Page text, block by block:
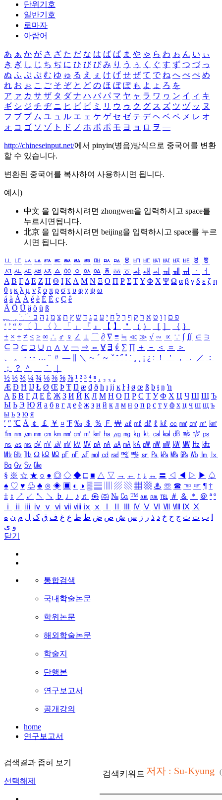
단위기호
일반기호
로마자
아랍어
あ ぁ か が さ ざ た だ な は ば ぱ ま や ゃ ら わ ゎ ん い ぃ
き ぎ し じ ち ぢ に ひ び ぴ み り う ぅ く ぐ す ず つ づ っ
ぬ ふ ぶ ぷ む ゆ ゅ る え ぇ け げ せ ぜ て で ね へ べ ぺ め
れ お ぉ こ ご そ ぞ と ど の ほ ぼ ぽ も よ ょ ろ を
ア ァ カ サ ザ タ ダ ナ ハ バ パ マ ヤ ャ ラ ワ ヮ ン イ ィ キ
ギ シ ジ チ ヂ ニ ヒ ビ ピ ミ リ ウ ゥ ク グ ス ズ ツ ヅ ッ ヌ
フ ブ プ ム ユ ュ ル エ ェ ケ ゲ セ ゼ テ デ ヘ ベ ペ メ レ オ
ォ コ ゴ ソ ゾ ト ド ノ ホ ボ ポ モ ヨ ョ ロ ヲ ―
http://chineseinput.net/에서 pinyin(병음)방식으로 중국어를 변환
할 수 있습니다.
변환된 중국어를 복사하여 사용하시면 됩니다.
예시)
中文 을 입력하시려면 zhongwen을 입력하시고 space를
누르시면됩니다.
北京 을 입력하시려면 beijing을 입력하시고 space를 누르
시면 됩니다.
ㅥ ㅦ ㅧ ㅨ ㅩ ㅪ ㅫ ㅬ ㅭ ㅮ ㅯ ㅰ ㅱ ㅲ ㅳ ㅴ ㅵ ㅶ ㅷ ㅸ
ㅹ
ㅺ ㅻ ㅼ ㅽ ㅾ ㅿ ㆀ ㆁ ㆂ ㆃ ㆄ ㆅ ㆆ ㆇ ㆈ ㆉ ㆊ ㆋ ㆌ ㆍ
ㆎ
Α Β ΓΔ Ε Ζ Η Θ Ι ΚΛ Μ Ν Ξ Ο Π Ρ Σ ΤΥ Φ Χ Ψ Ω α β γ δ ε ζ η
θ ι κ λ μ ν ξ ο π ρ σ τ υ φ χ ψ ω
á à Á À é è É È ç Ç ê
Ä Ö Ü ä ö ü ß
ִֶֹ ֻּ ׁׂ פ ם ן ו ט א ר ק ף ך ל ח י ע כ ג ד ש ץ ת צ מ נ ה ב
‘ ’ “ ” 〔 〕 〈 〉 「 」 『 』 【 】 ＂ （ ） ［ ］ ｛ ｝
± × ÷ ≠ ≤ ≥ ∞ ∴ ♂ ♀ ∠ ⊥ ⌒ ∂ ∇ ≡ ≒ ≪ ≫ √ ∽ ∝ ∵ ∫ ∬ ∈ ∋
⊆ ⊇ ⊂ ⊃ ∪ ∩ ∧ ∨ ￢ ⇒ ⇔ ∀ ∃ ∮ ∑ ∏ ＋ － ＜ ＝
＞
、
。 · ‥ … ¨ 〃 ― ＼ ∼ ´ ～ ˇ ˘ ˝ ˚ ˙ ¸ ¡ ¿ ː ！ ＇ ， ． ／
：
；
？ ＾ ｀
½ ⅓ ⅔ ¼ ¾ ⅛ ⅜ ⅝ ⅞ ¹ ² ³ ⁴ ⁿ ₁ ₂ ₃ ₄
Æ Ð Ħ Ĳ Ł Ø Œ Þ Ŧ Ŋ æ đ ð ħ ı ĳ ĸ ŀ ł ø œ ß þ ŧ ŋ ŉ
А Б В Г Д Е Ё Ж З И Й К Л М Н О П Р С Т У Ф Х Ц Ч Ш Щ Ъ
Ы Ь Э Ю Я а б в г д е ё ж з и й к л м н о п р с т у ф х ц ч ш щ ъ
ы ь э ю я
′ ″ ℃ Å ￠ ￡ ￥ ¤ ℉ ‰ ＄ ％ Ｆ ￦ ㎕ ㎖ ㎗ ℓ ㎘ ㏄ ㎣ ㎤ ㎥ ㎦
㎙ ㎚ ㎛ ㎜ ㎝ ㎞ ㎟ ㎠ ㎡ ㎢ ㏊ ㎍ ㎎ ㎏ ㏏ ㎈ ㎉ ㏈ ㎧ ㎨ ㎰
㎱ ㎲ ㎳ ㎴ ㎵ ㎶ ㎷ ㎸ ㎹ ㎀ ㎁ ㎂ ㎃ ㎄ ㎺ ㎻ ㎽ ㎾ ㎿ ㎐ ㎑
㎒ ㎓ ㎔ Ω ㏀ ㏁ ㎊ ㎋ ㎌ ㏖ ㏅ ㎭ ㎮ ㎯ ㏛ ㎩ ㎪ ㎫ ㎬ ㏝ ㏐
㏓
㏃ ㏉ ㏜ ㏆
§ ※ ☆ ★ ○ ● ◎ ◇ ◆ □ ■ △ ▽ → ← ↑ ↓ ↔ 〓 ◁ ◀ ▷ ▶ ♤
♠ ♡ ♥ ♧ ♣ ⊙ ◈ ▣ ◐ ◑ ▒ ▤ ▨ ▧ ▦ ▩ ♨ ☏ ☎ ☜ ☞ ¶ †
‡ ↕ ↗ ↙ ↖ ↘ ♭ ♩ ♪ ♬ ㉿ ㈜ № ㏇ ™ ㏂ ㏘ ℡ ＃ ＆ ＊ ＠ ª º
ⅰ
ⅱ ⅲ ⅳ ⅴ ⅵ ⅶ ⅷ ⅸ ⅹ Ⅳ Ⅴ Ⅵ Ⅶ Ⅷ Ⅸ Ⅹ
ب ت ث ج ح خ د ذ ر ز س ش ص ض ط ظ ع غ ف ق ک ل م ن ه
و ی
닫기
통합검색
국내학술논문
학위논문
해외학술논문
학술지
단행본
연구보고서
공개강의
home
연구보고서
검색결과 좁혀 보기
선택해제
검색키워드 저자 : Su-Kyung